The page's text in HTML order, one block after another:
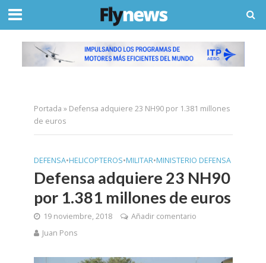
Portada » Defensa adquiere 23 NH90 por 1.381 millones
de euros
DEFENSA•HELICOPTEROS•MILITAR•MINISTERIO DEFENSA
Defensa adquiere 23 NH90
por 1.381 millones de euros
19 noviembre, 2018
Añadir comentario
Juan Pons